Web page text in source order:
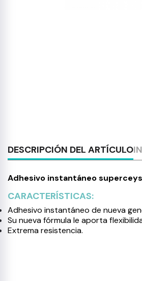
DESCRIPCIÓN DEL ARTÍCULO
Adhesivo instantáneo superceys
CARACTERÍSTICAS:
Adhesivo instantáneo de nueva
Su nueva fórmula le aporta
Extrema resistencia.